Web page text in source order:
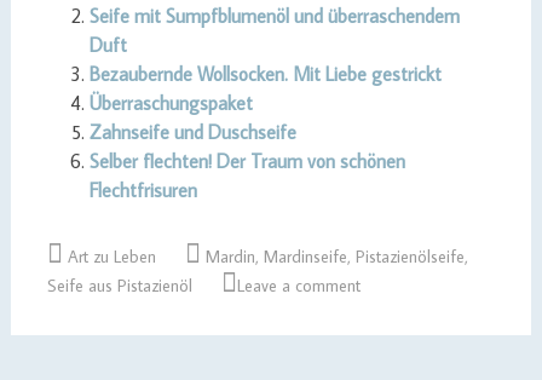
Seife mit Sumpfblumenöl und überraschendem
Duft
Bezaubernde Wollsocken. Mit Liebe gestrickt
Überraschungspaket
Zahnseife und Duschseife
Selber flechten! Der Traum von schönen
Flechtfrisuren
Art zu Leben Mardin, Mardinseife, Pistazienölseife,
Seife aus Pistazienöl
Leave a comment